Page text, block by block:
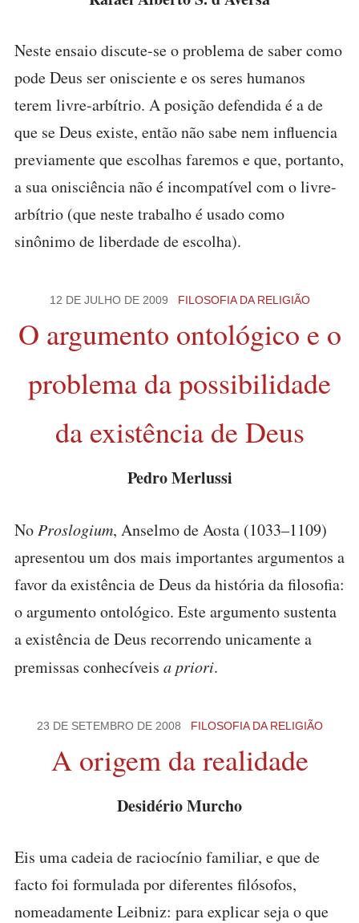
Neste ensaio discute-se o problema de saber como
pode Deus ser onisciente e os seres humanos
terem livre-arbítrio. A posição defendida é a de
que se Deus existe, então não sabe nem influencia
previamente que escolhas faremos e que, portanto,
a sua onisciência não é incompatível com o livre-
arbítrio (que neste trabalho é usado como
sinônimo de liberdade de escolha).
12 DE JULHO DE 2009 FILOSOFIA DA RELIGIÃO
O argumento ontológico e o
problema da possibilidade
da existência de Deus
Pedro Merlussi
No Proslogium, Anselmo de Aosta (1033–1109)
apresentou um dos mais importantes argumentos a
favor da existência de Deus da história da filosofia:
o argumento ontológico. Este argumento sustenta
a existência de Deus recorrendo unicamente a
premissas conhecíveis a priori.
23 DE SETEMBRO DE 2008 FILOSOFIA DA RELIGIÃO
A origem da realidade
Desidério Murcho
Eis uma cadeia de raciocínio familiar, e que de
facto foi formulada por diferentes filósofos,
nomeadamente Leibniz: para explicar seja o que